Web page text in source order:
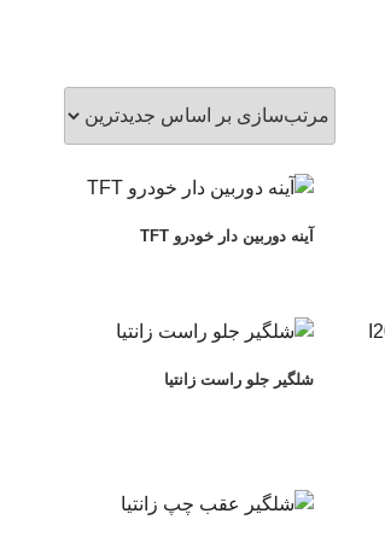
آینه دوربین دار خودرو TFT
شلگیر جلو راست زانتیا